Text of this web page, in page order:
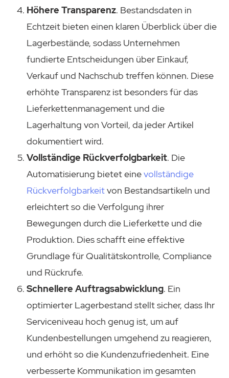
Höhere Transparenz. Bestandsdaten in
Echtzeit bieten einen klaren Überblick über die
Lagerbestände, sodass Unternehmen
fundierte Entscheidungen über Einkauf,
Verkauf und Nachschub treffen können. Diese
erhöhte Transparenz ist besonders für das
Lieferkettenmanagement und die
Lagerhaltung von Vorteil, da jeder Artikel
dokumentiert wird.
Vollständige Rückverfolgbarkeit. Die
Automatisierung bietet einevollständige
Rückverfolgbarkeitvon Bestandsartikeln und
erleichtert so die Verfolgung ihrer
Bewegungen durch die Lieferkette und die
Produktion. Dies schafft eine effektive
Grundlage für Qualitätskontrolle, Compliance
und Rückrufe.
Schnellere Auftragsabwicklung. Ein
optimierter Lagerbestand stellt sicher, dass Ihr
Serviceniveau hoch genug ist, um auf
Kundenbestellungen umgehend zu reagieren,
und erhöht so die Kundenzufriedenheit. Eine
verbesserte Kommunikation im gesamten